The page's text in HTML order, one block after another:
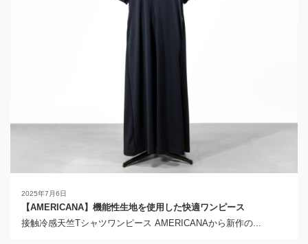
2025年7月6日
【AMERICANA】機能性生地を使用した快適ワンピース
接触冷感天竺Tシャツワンピース AMERICANAから新作の...